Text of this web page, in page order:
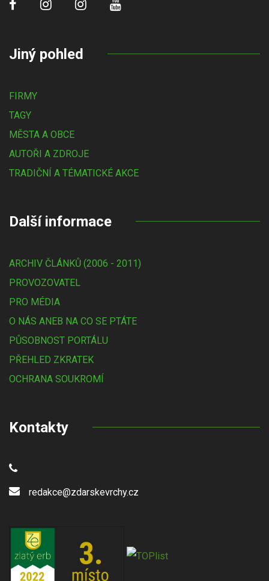
Jiný pohled
FIRMY
TAGY
MĚSTA A OBCE
AUTOŘI A ZDROJE
TRADIČNÍ A TÉMATICKÉ AKCE
Další informace
ARCHIV ČLÁNKŮ (2006 - 2011)
PROVOZOVATEL
PRO MÉDIA
O NÁS ANEB NA CO SE PTÁTE
PŮSOBNOST PORTÁLU
PŘEHLED ZKRATEK
OCHRANA SOUKROMÍ
Kontakty
redakce@zdarskevrchy.cz